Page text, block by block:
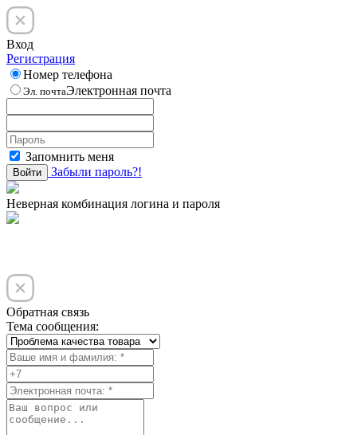
Вход
Регистрация
Номер телефона
Эл. почтаЭлектронная почта
Запомнить меня
Войти Забыли пароль?!
Неверная комбинация логина и пароля
Обратная связь
Тема сообщения: